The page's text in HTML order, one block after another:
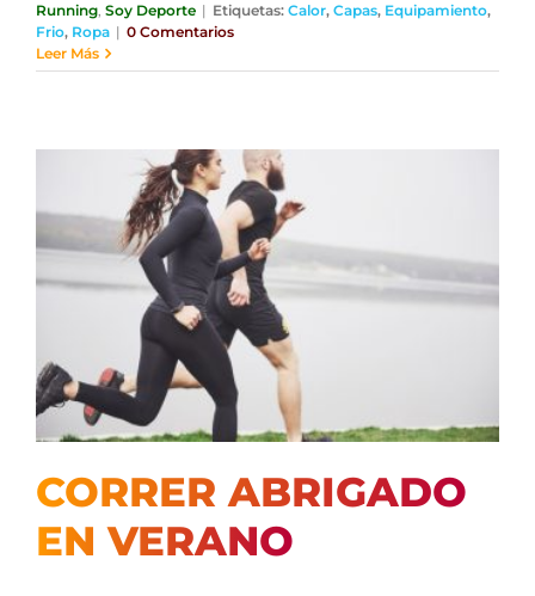
Running, Soy Deporte | Etiquetas: Calor, Capas, Equipamiento,
Frio, Ropa | 0 Comentarios
Leer Más
CORRER ABRIGADO
EN VERANO